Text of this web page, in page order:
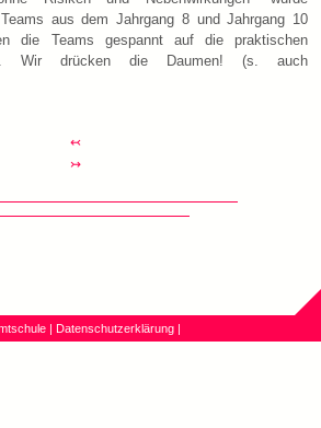
aus dem Jahrgang 8 und Jahrgang 10
die Teams gespannt auf die praktischen
Wir drücken die Daumen! (s. auch
↢
↣
| Datenschutzerklärung |